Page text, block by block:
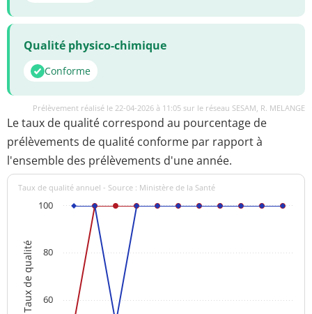
Qualité physico-chimique
Conforme
Prélèvement réalisé le 22-04-2026 à 11:05 sur le réseau SESAM, R. MELANGE
Le taux de qualité correspond au pourcentage de
prélèvements de qualité conforme par rapport à
l'ensemble des prélèvements d'une année.
Taux de qualité
Taux de qualité annuel - Source : Ministère de la Santé
60
80
100